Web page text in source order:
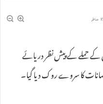
حملے کے پیش نظر دریائے
کا سروے روک دیا گیا۔